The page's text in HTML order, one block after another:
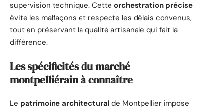
supervision technique. Cette orchestration précise
évite les malfaçons et respecte les délais convenus,
tout en préservant la qualité artisanale qui fait la
différence.
Les spécificités du marché
montpelliérain à connaître
Le patrimoine architectural de Montpellier impose